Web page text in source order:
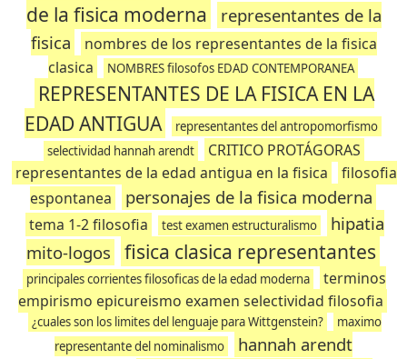
de la fisica moderna
representantes de la
fisica
nombres de los representantes de la fisica
clasica
NOMBRES filosofos EDAD CONTEMPORANEA
REPRESENTANTES DE LA FISICA EN LA
EDAD ANTIGUA
representantes del antropomorfismo
selectividad hannah arendt
CRITICO PROTÁGORAS
representantes de la edad antigua en la fisica
filosofia
espontanea
personajes de la fisica moderna
tema 1-2 filosofia test examen estructuralismo
hipatia
mito-logos
fisica clasica representantes
principales corrientes filosoficas de la edad moderna
terminos
empirismo epicureismo examen selectividad filosofia
¿cuales son los limites del lenguaje para Wittgenstein?
maximo
representante del nominalismo
hannah arendt